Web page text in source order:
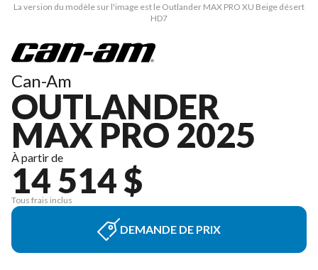
La version du modèle sur l'image est le Outlander MAX PRO XU Beige désert
HD7
Can-Am
OUTLANDER
MAX PRO 2025
À partir de
14 514 $
Tous frais inclus
DEMANDE DE PRIX